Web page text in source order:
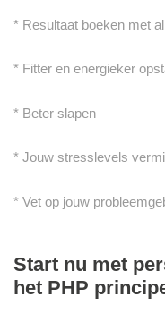
* Resultaat boeken met
* Fitter en energieker
* Beter slapen
* Jouw stresslevels
* Vet op jouw
Start nu met
het PHP